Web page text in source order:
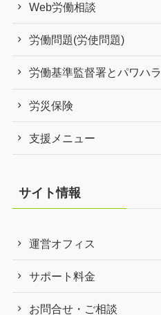
Web労働相談
労働問題(労使問題)
労働基準監督署とパワハラ
労災保険
支援メニュー
サイト情報
運営オフィス
サポート料金
お問合せ・ご相談